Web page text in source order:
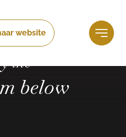
website
the
below